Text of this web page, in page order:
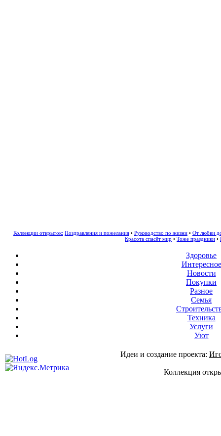
Коллекции открыток: Поздравления и пожелания • Руководство по жизни • От любви
Красота спасёт мир • Тоже праздники •
Здоровье
Интересное
Новости
Покупки
Разное
Семья
Техника
Услуги
Уют
Идеи и создание проекта:
Коллекция